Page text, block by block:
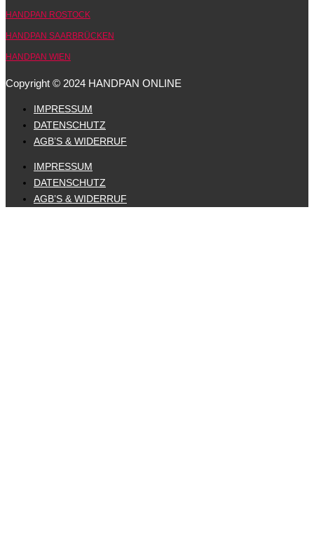
HANDPAN ROSTOCK
HANDPAN SAARBRÜCKEN
HANDPAN WIEN
Copyright © 2024 HANDPAN ONLINE
IMPRESSUM
DATENSCHUTZ
AGB’S & WIDERRUF
IMPRESSUM
DATENSCHUTZ
AGB’S & WIDERRUF